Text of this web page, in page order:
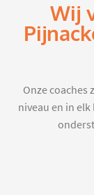
Wij
Onze
niveau en in